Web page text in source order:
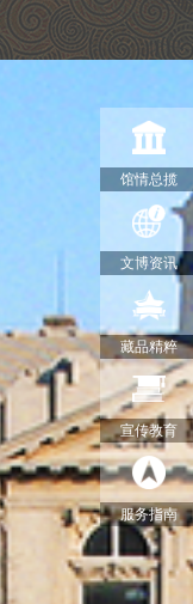
馆情总揽
文博资讯
藏品精粹
宣传教育
服务指南